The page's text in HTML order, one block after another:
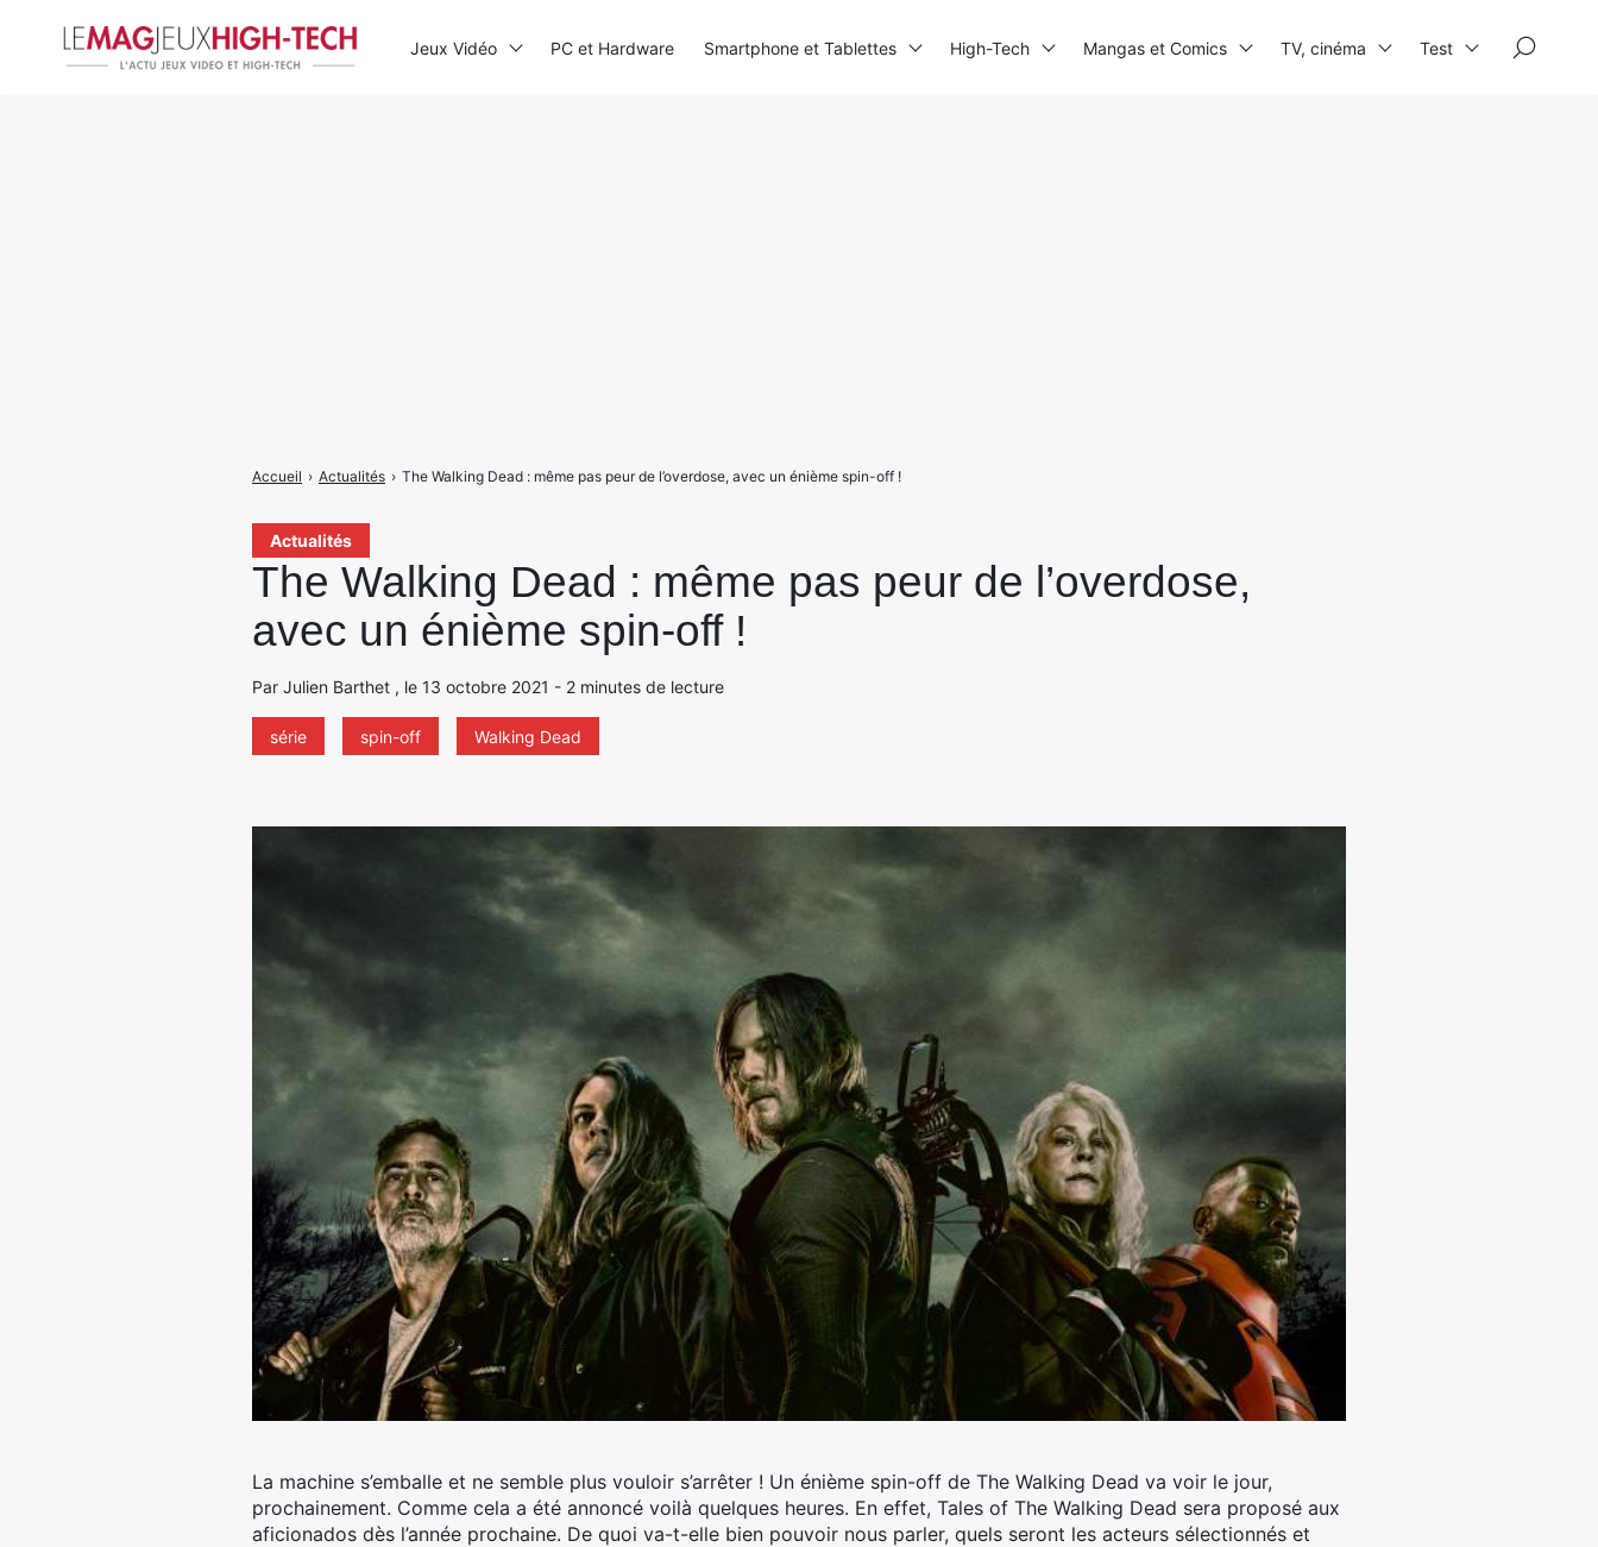
Actualités
The Walking Dead : même pas peur de l’overdose,
avec un énième spin-off !
Par Julien Barthet , le 13 octobre 2021 - 2 minutes de lecture
série spin-off Walking Dead
Accueil › Actualités › The Walking Dead : même pas peur de l’overdose, avec un énième spin-off !
La machine s’emballe et ne semble plus vouloir s’arrêter ! Un énième spin-off de The Walking Dead va voir le jour,
prochainement. Comme cela a été annoncé voilà quelques heures. En effet, Tales of The Walking Dead sera proposé aux
aficionados dès l’année prochaine. De quoi va-t-elle bien pouvoir nous parler, quels seront les acteurs sélectionnés et
Jeux Vidéo PC et Hardware Smartphone et Tablettes High-Tech Mangas et Comics TV, cinéma Test